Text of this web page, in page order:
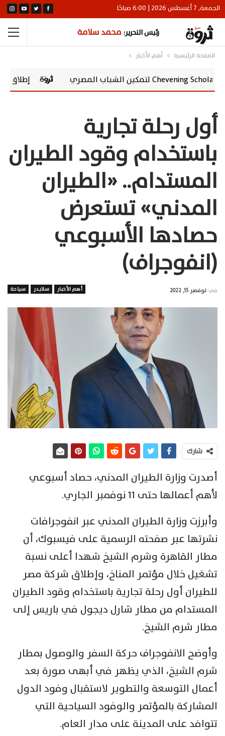
الجمعة, 7 أغسطس 2026 | 6:00 صباحًا
رئيس التحرير: محمد سلامة
الصفحة الرئيسية أهم الأخبار
إطلاق vivo Y500 في مصر.. بطارية 8100 مللي أمبير وشاشة AMOLED 120 هرتز
أول رحلة تجارية
باستخدام وقود الطيران
المستدام.. «الطيران
المدني» تستعرض
حصادها الأسبوعي
(انفوجراف)
أهم الأخبار سلايدر سياحة في نوفمبر 15, 2022
شارك
أصدرت وزارة الطيران المدني، حصاد أسبوعي
لأهم أعمالها حتى 11 نوفمبر الجاري.
وأبرزت وزارة الطيران المدني عبر انفوجرافات
نشرتها عبر صفحته الرسمية على فيسبوك، أن
مطار القاهرة وشرم الشيخ شهدا أعلى نسبة
تشغيل خلال مؤتمر المناخ، وإطلاق شركة مصر
للطيران أول رحلة تجارية باستخدام وقود الطيران
المستدام من مطار شارل ديجول في باريس إلى
مطار شرم الشيخ.
وأوضح الانفوجراف حركة السفر والوصول بمطار
شرم الشيخ، الذي يظهر في أبهى صورة بعد
أعمال التوسعة والتطوير لاستقبال وفود الدول
المشاركة بالمؤتمر والوفود السياحية التي
تتوافد على المدينة على مدار العام.